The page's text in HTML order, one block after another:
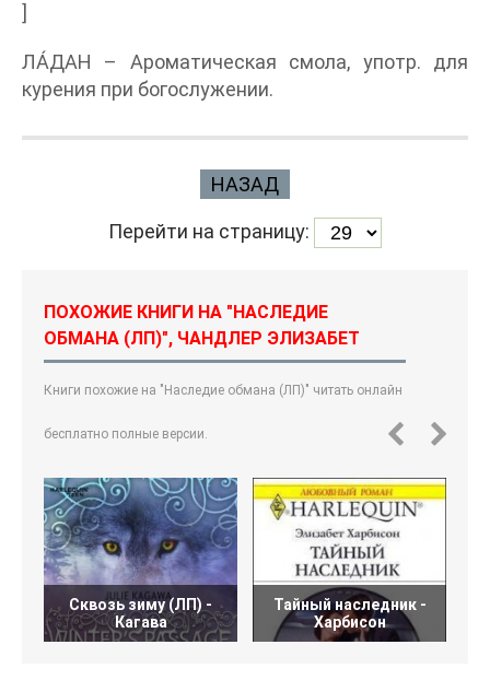
]
ЛА́ДАН – Ароматическая смола, употр. для
курения при богослужении.
НАЗАД
Перейти на страницу:
ПОХОЖИЕ КНИГИ НА "НАСЛЕДИЕ
ОБМАНА (ЛП)", ЧАНДЛЕР ЭЛИЗАБЕТ
Книги похожие на "Наследие обмана (ЛП)" читать онлайн
бесплатно полные версии.
Сквозь зиму (ЛП) -
Кагава
Тайный наследник -
Харбисон